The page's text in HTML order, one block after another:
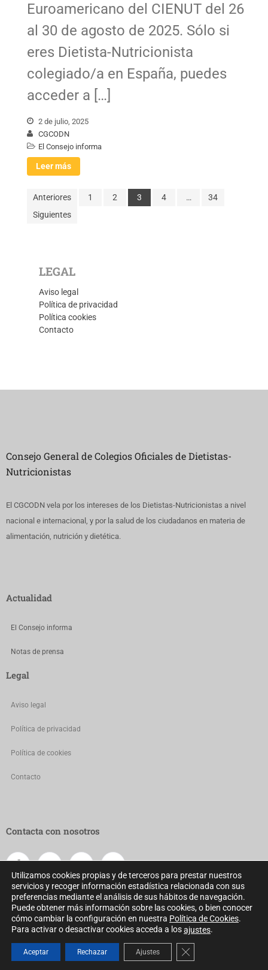
Euroamericano del CIENUT del 26
al 30 de agosto de 2025. Sólo si
eres Dietista-Nutricionista
colegiado/a en España, puedes
acceder a […]
2 de julio, 2025
CGCODN
El Consejo informa
Leer más
Anteriores 1 2 3 4 …
34
Siguientes
LEGAL
Aviso legal
Política de privacidad
Política cookies
Contacto
Consejo General de Colegios Oficiales de Dietistas-
Nutricionistas
El CGCODN vela por los intereses de los Dietistas-Nutricionistas a nivel
nacional e internacional, y por la salud de los ciudadanos en materia de
alimentación, nutrición y dietética.
Actualidad
El Consejo informa
Notas de prensa
Legal
Aviso legal
Política de privacidad
Política de cookies
Contacto
Contacta con nosotros
Consejo General de Colegios Oficiales de Dietistas-Nutricionistas ©
2022 Todos los derechos reservados
Utilizamos cookies propias y de terceros para prestar nuestros
servicios y recoger información estadística relacionada con sus
preferencias mediante el análisis de sus hábitos de navegación.
Puede obtener más información sobre las cookies, o bien conocer
cómo cambiar la configuración en nuestra Política de Cookies.
Para activar o desactivar cookies acceda a losajustes.
Aceptar Rechazar Ajustes Cerrar el banner de